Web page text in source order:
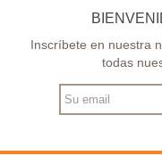
Inscríbete en nuestra
todas